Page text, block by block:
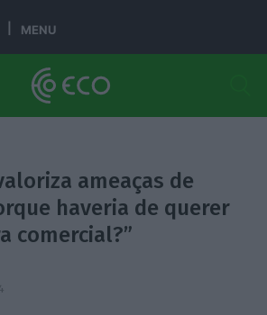
MENU
ameaças de
haveria de querer
comercial?”